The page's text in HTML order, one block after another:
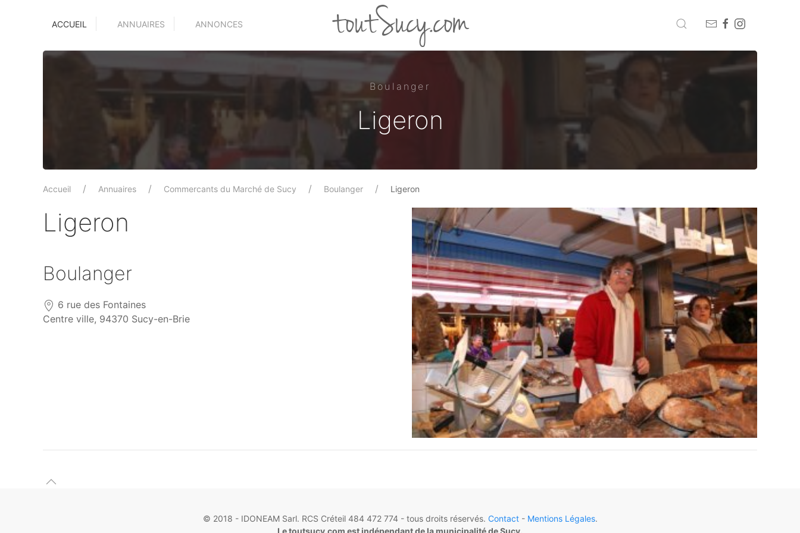
ACCUEIL ANNUAIRES ANNONCES toutSucy.com
Boulanger
Ligeron
Accueil Annuaires Commercants du Marché de Sucy Boulanger Ligeron
Ligeron
Boulanger
6 rue des Fontaines
Centre ville, 94370 Sucy-en-Brie
© 2018 - IDONEAM Sarl. RCS Créteil 484 472 774 - tous droits réservés. Contact- Mentions Légales.
Le toutsucy.com est indépendant de la municipalité de Sucy.